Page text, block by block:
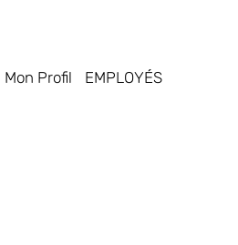
Mon Profil EMPLOYÉS